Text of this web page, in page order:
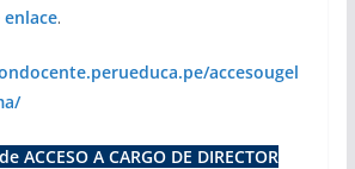
.
accesougel
ACCESO A CARGO DE DIRECTOR